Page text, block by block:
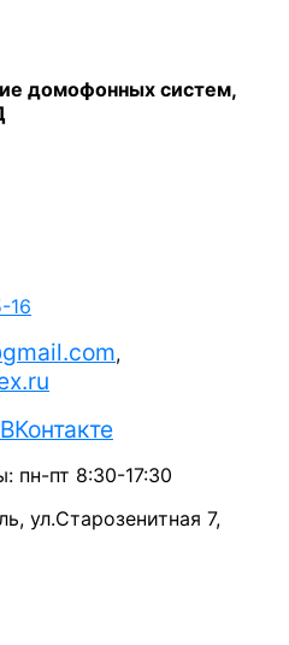
домофонных систем,
16
,
пн-пт 8:30-17:30
ул.Старозенитная 7,